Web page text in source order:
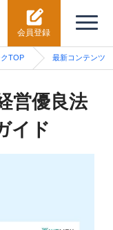
会員登録
TOP 最新コンテンツ
営優良法
イド